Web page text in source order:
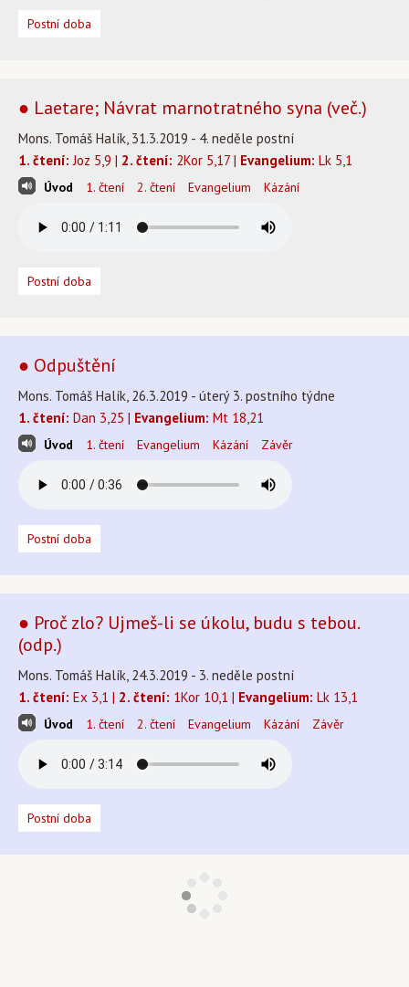
Postní doba
● Laetare; Návrat marnotratného syna (več.)
Mons. Tomáš Halík, 31.3.2019 - 4. neděle postní
1. čtení: Joz 5,9 | 2. čtení: 2Kor 5,17 | Evangelium: Lk 5,1
Úvod 1. čtení 2. čtení Evangelium Kázání
Postní doba
● Odpuštění
Mons. Tomáš Halík, 26.3.2019 - úterý 3. postního týdne
1. čtení: Dan 3,25 | Evangelium: Mt 18,21
Úvod 1. čtení Evangelium Kázání Závěr
Postní doba
● Proč zlo? Ujmeš-li se úkolu, budu s tebou.
(odp.)
Mons. Tomáš Halík, 24.3.2019 - 3. neděle postní
1. čtení: Ex 3,1 | 2. čtení: 1Kor 10,1 | Evangelium: Lk 13,1
Úvod 1. čtení 2. čtení Evangelium Kázání Závěr
Postní doba